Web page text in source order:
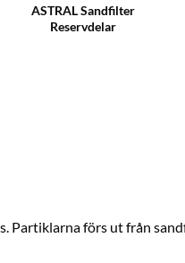
ASTRAL Sandfilter
Reservdelar
Partiklarna förs ut från